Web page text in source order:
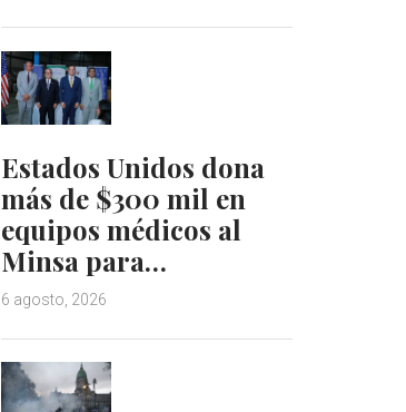
Estados Unidos dona
más de $300 mil en
equipos médicos al
Minsa para…
6 agosto, 2026